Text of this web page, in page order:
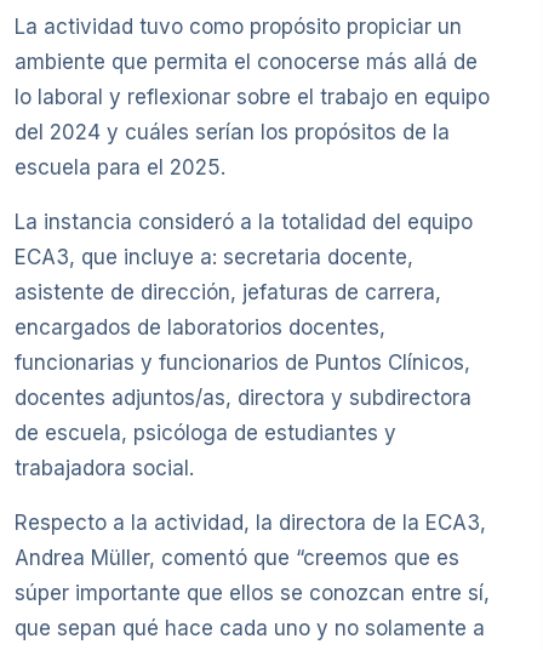
La actividad tuvo como propósito propiciar un
ambiente que permita el conocerse más allá de
lo laboral y reflexionar sobre el trabajo en equipo
del 2024 y cuáles serían los propósitos de la
escuela para el 2025.
La instancia consideró a la totalidad del equipo
ECA3, que incluye a: secretaria docente,
asistente de dirección, jefaturas de carrera,
encargados de laboratorios docentes,
funcionarias y funcionarios de Puntos Clínicos,
docentes adjuntos/as, directora y subdirectora
de escuela, psicóloga de estudiantes y
trabajadora social.
Respecto a la actividad, la directora de la ECA3,
Andrea Müller, comentó que “creemos que es
súper importante que ellos se conozcan entre sí,
que sepan qué hace cada uno y no solamente a